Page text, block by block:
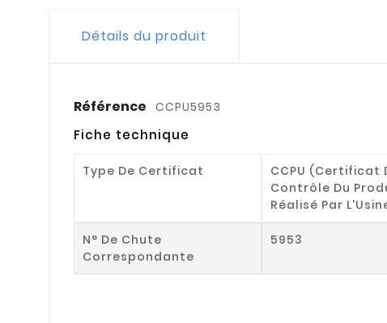
Détails du produit
Référence CCPU5953
Fiche technique
Type De Certificat
CCPU (Certificat
Contrôle Du
Réalisé Par
N° De Chute
Correspondante
5953